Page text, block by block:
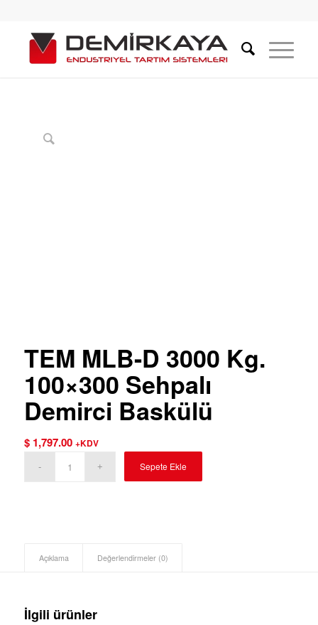
TEM MLB-D 3000 Kg.
100×300 Sehpalı
Demirci Baskülü
$1,797.00 +KDV
Sepete Ekle
Açıklama Değerlendirmeler (0)
İlgili ürünler